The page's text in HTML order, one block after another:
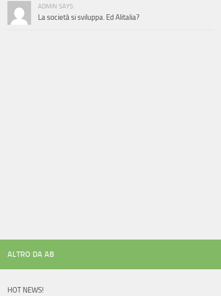
ADMIN SAYS:
La società si sviluppa. Ed Alitalia?
ALTRO DA AB
HOT NEWS!